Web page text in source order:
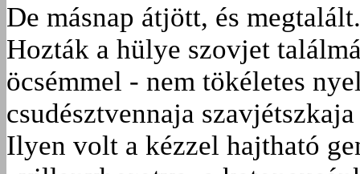
De másnap átjött, és
Hozták a hülye szovjet
öcsémmel - nem tökéletes
csudésztvennaja
Ilyen volt a kézzel hajtható